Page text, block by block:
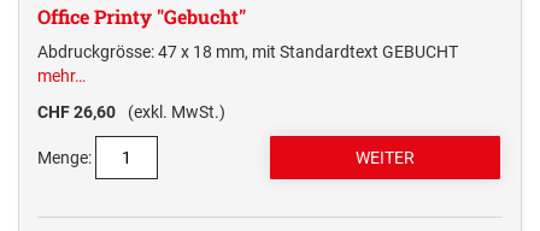
Office Printy "Gebucht"
Abdruckgrösse: 47 x 18 mm, mit Standardtext GEBUCHT
mehr…
CHF 26,60
(exkl. MwSt.)
Menge: